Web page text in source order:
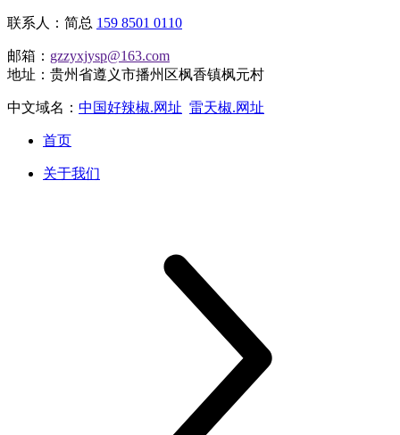
联系人：简总 159 8501 0110
邮箱： gzzyxjysp@163.com
地址：贵州省遵义市播州区枫香镇枫元村
中文域名： 中国好辣椒.网址 雷天椒.网址
首页
关于我们